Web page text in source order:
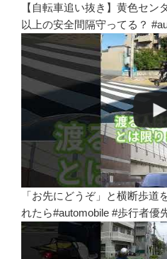
【自転車追い抜き】黄色セン
以上の安全間隔守ってる？
「お先にどうぞ」と横断歩道
れたら#automobile #歩行者優